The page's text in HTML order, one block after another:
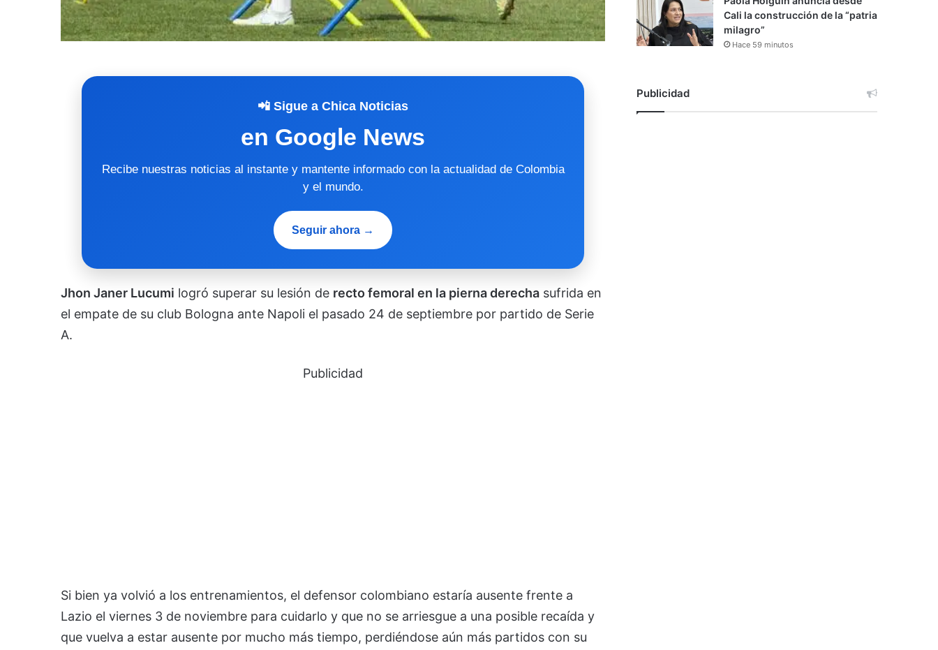
📲 Sigue a Chica Noticias
en Google News
Recibe nuestras noticias al instante y mantente informado con la actualidad de Colombia
y el mundo.
Seguir ahora →
Jhon Janer Lucumi logró superar su lesión de recto femoral en la pierna derecha sufrida en
el empate de su club Bologna ante Napoli el pasado 24 de septiembre por partido de Serie
A.
Publicidad
Si bien ya volvió a los entrenamientos, el defensor colombiano estaría ausente frente a
Lazio el viernes 3 de noviembre para cuidarlo y que no se arriesgue a una posible recaída y
que vuelva a estar ausente por mucho más tiempo, perdiéndose aún más partidos con su
Cali la construcción de la “patria
milagro”
Hace 59 minutos
Publicidad